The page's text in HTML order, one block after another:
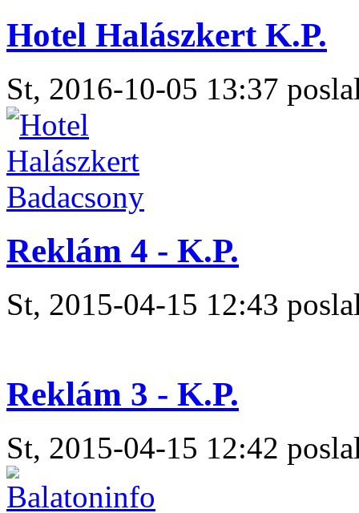
Hotel Halászkert K.P.
St, 2016-10-05 13:37
Reklám 4 - K.P.
St, 2015-04-15 12:43
Reklám 3 - K.P.
St, 2015-04-15 12:42